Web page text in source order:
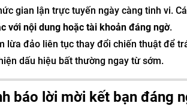
gian lận trực tuyến ngày càng tinh vi.
với nội dung hoặc tài khoản đáng ngờ.
lừa đảo liên tục thay đổi chiến thuật để
dấu hiệu bất thường ngay từ sớm.
báo lời mời kết bạn đáng